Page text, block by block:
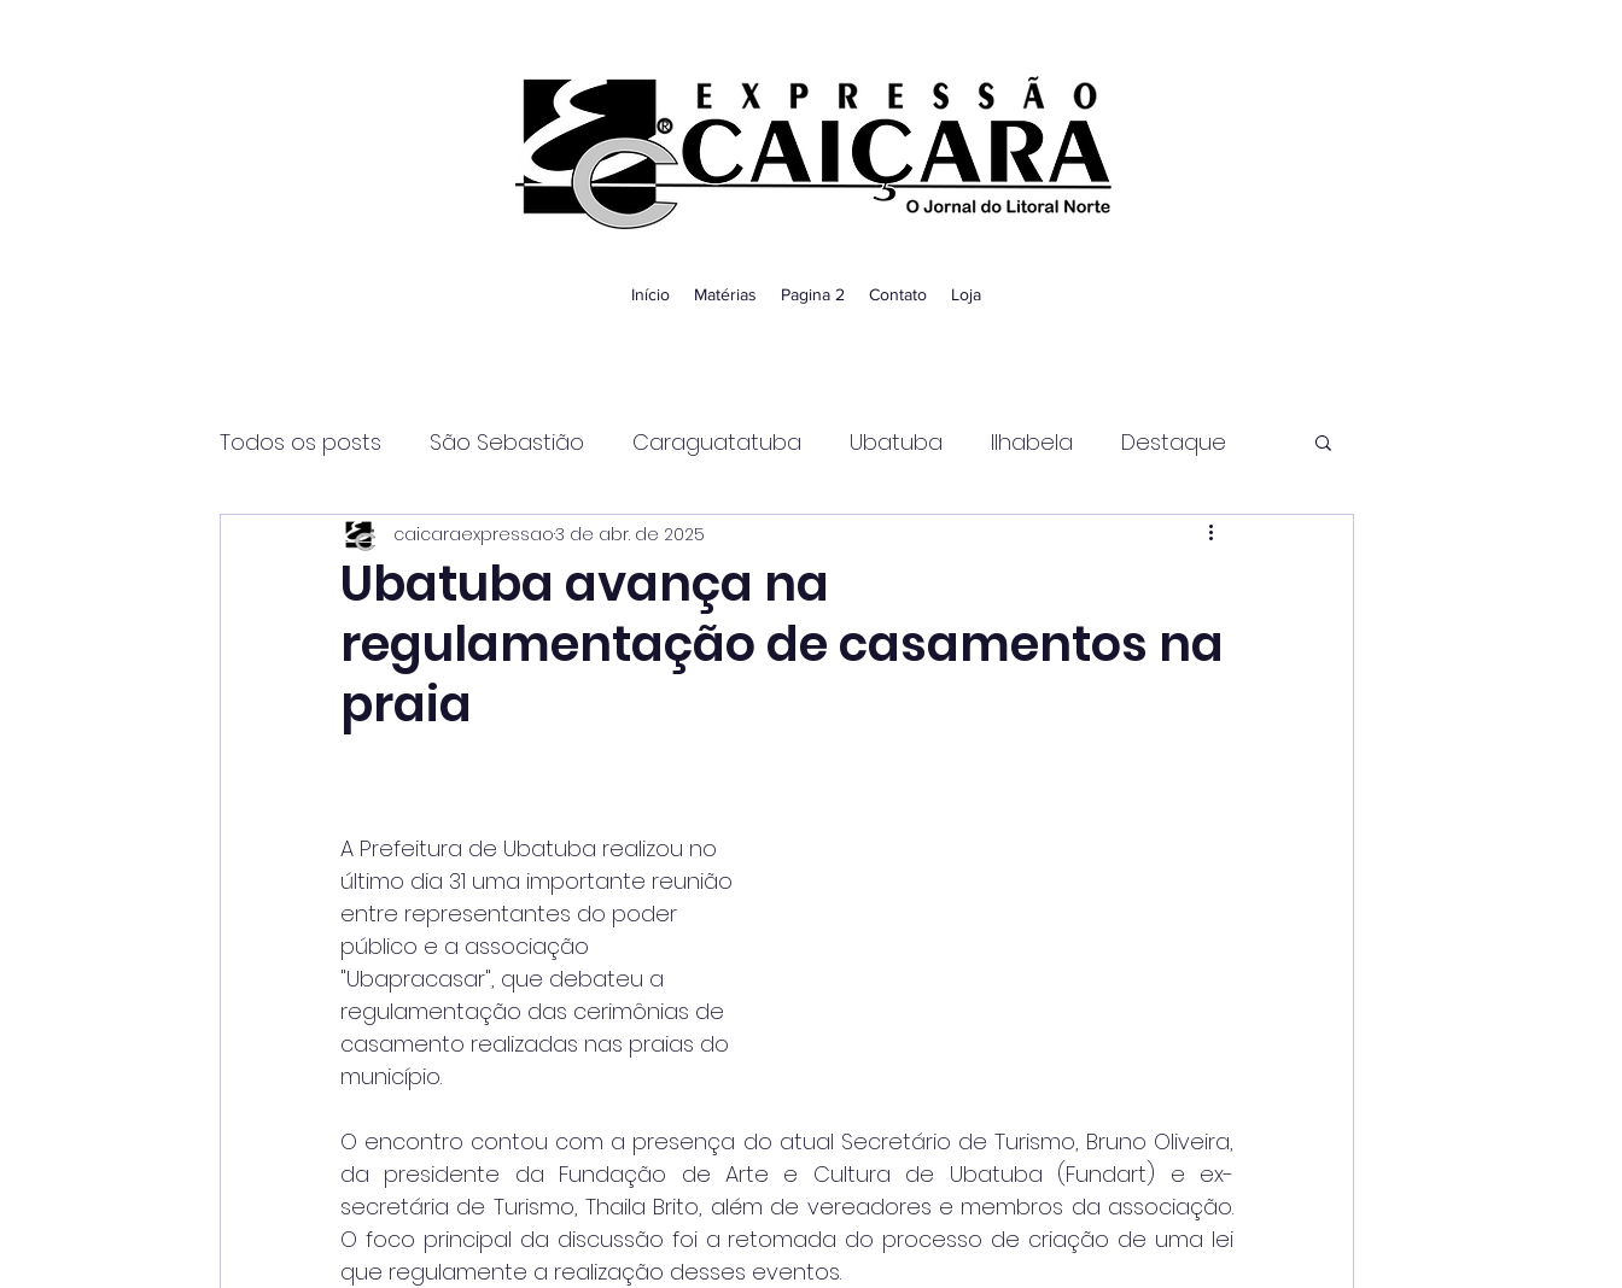
Início Matérias Pagina 2 Contato Loja
Todos os posts São Sebastião Caraguatatuba Ubatuba Ilhabela Destaque
Página2 Itanhaém Guaratinguetá
Ubatuba avança na
regulamentação de casamentos na
praia
caicaraexpressao3 de abr. de 2025
A Prefeitura de Ubatuba realizou no
último dia 31 uma importante reunião
entre representantes do poder
público e a associação
"Ubapracasar", que debateu a
regulamentação das cerimônias de
casamento realizadas nas praias do
município.
O encontro contou com a presença do atual Secretário de Turismo, Bruno Oliveira,
da presidente da Fundação de Arte e Cultura de Ubatuba (Fundart) e ex-
secretária de Turismo, Thaila Brito, além de vereadores e membros da associação.
O foco principal da discussão foi a retomada do processo de criação de uma lei
que regulamente a realização desses eventos.